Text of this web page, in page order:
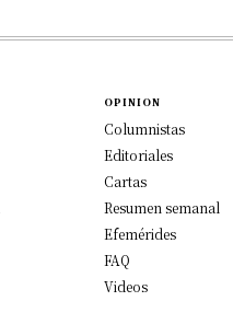
OPINION
Columnistas
Editoriales
Cartas
Resumen semanal
Efemérides
FAQ
Videos